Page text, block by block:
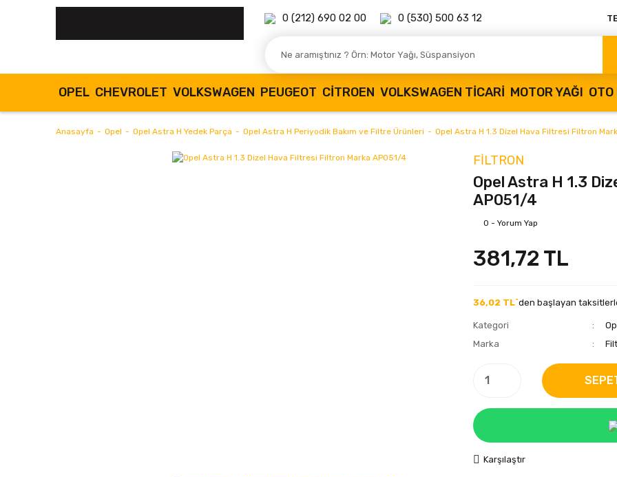
0 (212) 690 02 00 0 (530) 500 63 12
OPEL CHEVROLET VOLKSWAGEN PEUGEOT CITROEN VOLKSWAGEN TICARI MOTOR YAĞI
Anasayfa Opel Opel Astra H Yedek Parça Opel Astra H Periyodik Bakım ve Filtre Ürünleri Opel Astra H 1.3 Dizel Hava Filtresi Filtron
FILTRON
Opel Astra H 1.3
AP051/4
0 - Yorum Yap
381,72 TL
36,02 TL`den başlayan
Kategori
Marka
Karşılaştır